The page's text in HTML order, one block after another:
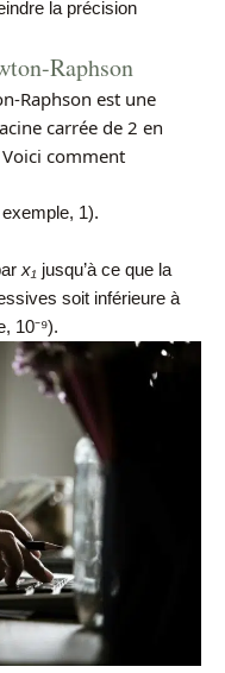
la précision
Raphson
Raphson est une
carrée de 2 en
comment
1).
x₁ jusqu’à ce que la
soit inférieure à
10⁻⁹).